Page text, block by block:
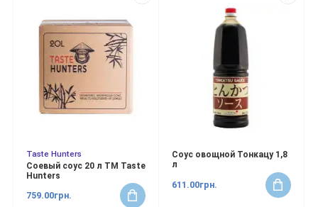
Taste Hunters
Соевый соус 20 л ТМ Taste
Hunters
759.00грн.
Соус овощной Тонкацу 1,8
л
611.00грн.